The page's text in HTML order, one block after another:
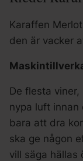
Karaffen
den är vacker
De flesta
nypa luft innan
bara att dra
ska ge någon
vill säga hällas